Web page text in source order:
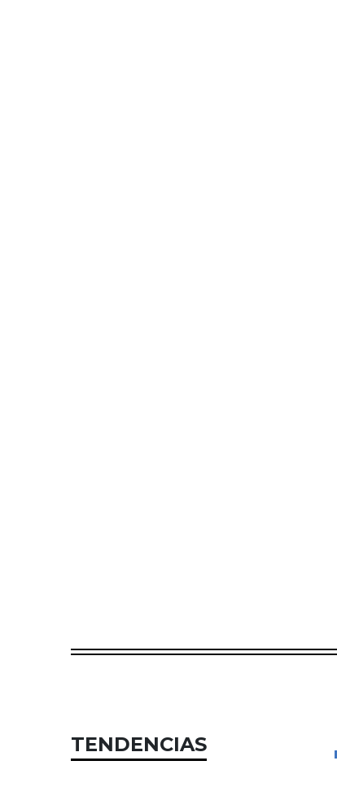
TENDENCIAS